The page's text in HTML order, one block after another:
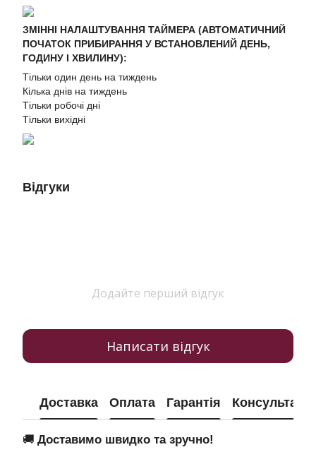
ЗМІННІ НАЛАШТУВАННЯ ТАЙМЕРА (АВТОМАТИЧНИЙ
ПОЧАТОК ПРИБИРАННЯ У ВСТАНОВЛЕНИЙ ДЕНЬ,
ГОДИНУ І ХВИЛИНУ):
Тільки один день на тиждень
Кілька днів на тиждень
Тільки робочі дні
Тільки вихідні
Відгуки
Додайте перший відгук
Написати відгук
Доставка Оплата Гарантія Консультація
🚚 Доставимо швидко та зручно!